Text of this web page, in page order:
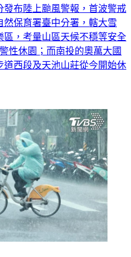
發布陸上颱風警報，首波警戒
保育署臺中分署，轄大雪
，考量山區天候不穩等安全
性休園；而南投的奧萬大國
西段及天池山莊從今開始休